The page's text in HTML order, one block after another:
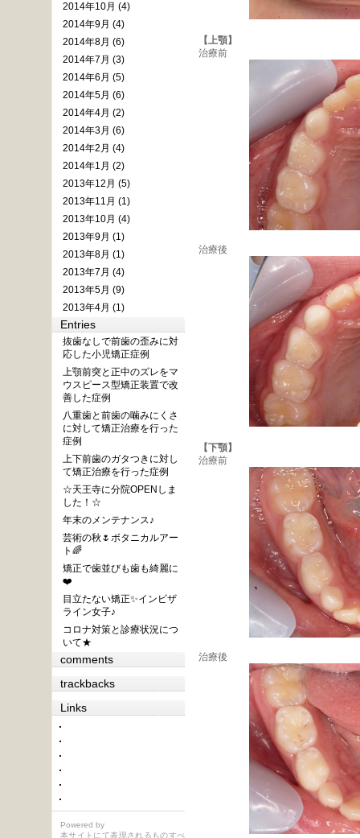
【上顎】
治療前
治療後
【下顎】
治療前
治療後
2014年10月 (4)
2014年9月 (4)
2014年8月 (6)
2014年7月 (3)
2014年6月 (5)
2014年5月 (6)
2014年4月 (2)
2014年3月 (6)
2014年2月 (4)
2014年1月 (2)
2013年12月 (5)
2013年11月 (1)
2013年10月 (4)
2013年9月 (1)
2013年8月 (1)
2013年7月 (4)
2013年5月 (9)
2013年4月 (1)
Entries
抜歯なしで前歯の歪みに対
応した小児矯正症例
上顎前突と正中のズレをマ
ウスピース型矯正装置で改
善した症例
八重歯と前歯の噛みにくさ
に対して矯正治療を行った
症例
上下前歯のガタつきに対し
て矯正治療を行った症例
☆天王寺に分院OPENしま
した！☆
年末のメンテナンス♪
芸術の秋🌷ボタニカルアー
ト🌈
矯正で歯並びも歯も綺麗に
❤️
目立たない矯正✨インビザ
ライン女子♪
コロナ対策と診療状況につ
いて★
comments
trackbacks
Links
Powered by
本サイトにて表現されるものすべ